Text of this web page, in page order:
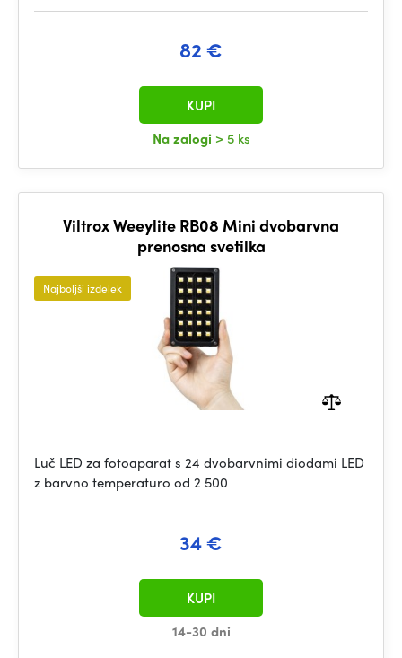
82 €
Na zalogi > 5 ks
KUPI
Viltrox Weeylite RB08 Mini dvobarvna
prenosna svetilka
Najboljši izdelek
Luč LED za fotoaparat s 24 dvobarvnimi diodami LED
z barvno temperaturo od 2 500
34 €
14-30 dni
KUPI